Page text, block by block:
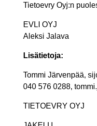
Tietoevry Oyj:n
EVLI OYJ
Aleksi Jalava
Lisätietoja:
Tommi Järvenpää,
040 576 0288,
TIETOEVRY OYJ